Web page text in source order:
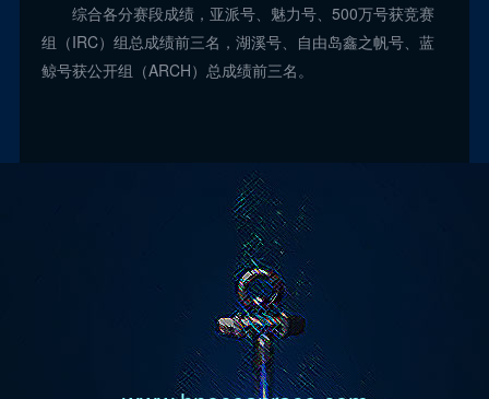
综合各分赛段成绩，亚派号、魅力号、500万号获竞赛
组（IRC）组总成绩前三名，湖溪号、自由岛鑫之帆号、蓝
鲸号获公开组（ARCH）总成绩前三名。